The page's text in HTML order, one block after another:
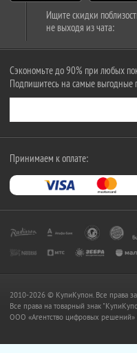
Ищите скидки
не выходя из чата:
Сэкономьте до 90% при любых
Подпишитесь на самые выгодные
Принимаем к оплате:
2010-2026 © КупиКупон. Все права
Все права на товарный знак
OOO «Агентство цифровых